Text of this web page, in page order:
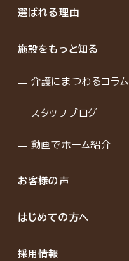
選ばれる理由
施設をもっと知る
介護にまつわるコラム
スタッフブログ
動画でホーム紹介
お客様の声
はじめての方へ
採用情報